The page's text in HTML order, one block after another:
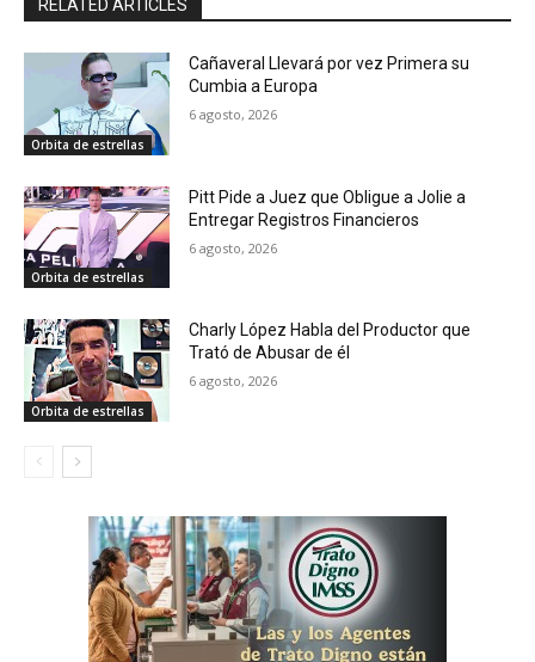
RELATED ARTICLES
Orbita de estrellas
Cañaveral Llevará por vez Primera su
Cumbia a Europa
6 agosto, 2026
Orbita de estrellas
Pitt Pide a Juez que Obligue a Jolie a
Entregar Registros Financieros
6 agosto, 2026
Orbita de estrellas
Charly López Habla del Productor que
Trató de Abusar de él
6 agosto, 2026